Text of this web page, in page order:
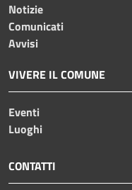
Notizie
Comunicati
Avvisi
VIVERE IL COMUNE
Eventi
Luoghi
CONTATTI